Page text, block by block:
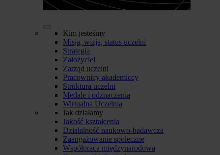
Kim jesteśmy
Misja, wizja, status uczelni
Strategia
Założyciel
Zarząd uczelni
Pracownicy akademiccy
Struktura uczelni
Medale i odznaczenia
Wirtualna Uczelnia
Jak działamy
Jakość kształcenia
Działalność naukowo-badawcza
Zaangażowanie społeczne
Współpraca międzynarodowa